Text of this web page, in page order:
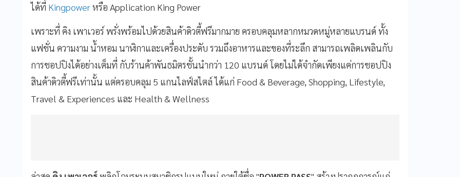
ได้ที่ Kingpowerหรือ Application King Power
เพราะที่ คิง เพาเวอร์ พรั่งพร้อมไปด้วยสินค้าดิวตี้ฟรีมากมาย ครอบคลุมหลากหมวดหมู่หลายแบรนด์ ทั้ง
แฟชั่น ความงาม น้ำหอม นาฬิกาและเครื่องประดับ รวมถึงอาหารและของที่ระลึก สามารถเพลิดเพลินกับ
การชอปปิงได้อย่างเต็มที่ กับร้านค้าพันธมิตรชั้นนำกว่า 120 แบรนด์ โดยไม่ได้จำกัดเพียงแค่การชอปปิง
สินค้าดิวตี้ฟรีเท่านั้น แต่ครอบคลุม 5 แกนไลฟ์สไตล์ ได้แก่ Food & Beverage, Shopping, Lifestyle,
Travel & Experiences และ Health & Wellness